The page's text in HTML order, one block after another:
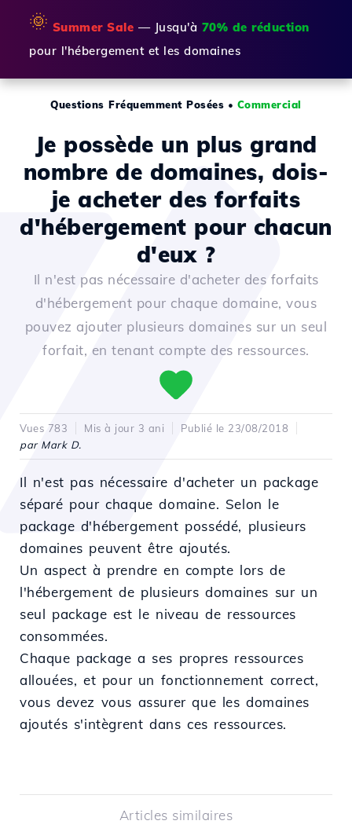
🌞 Summer Sale — Jusqu'à 70% de réduction
pour l'hébergement et les domaines
Questions Fréquemment Posées • Commercial
Je possède un plus grand
nombre de domaines, dois-
je acheter des forfaits
d'hébergement pour chacun
d'eux ?
Il n'est pas nécessaire d'acheter des forfaits
d'hébergement pour chaque domaine, vous
pouvez ajouter plusieurs domaines sur un seul
forfait, en tenant compte des ressources.
Vues 783 Mis à jour 3 ani
Publié le 23/08/2018
par Mark D.
Il n'est pas nécessaire d'acheter un package
séparé pour chaque domaine. Selon le
package d'hébergement possédé, plusieurs
domaines peuvent être ajoutés.
Un aspect à prendre en compte lors de
l'hébergement de plusieurs domaines sur un
seul package est le niveau de ressources
consommées.
Chaque package a ses propres ressources
allouées, et pour un fonctionnement correct,
vous devez vous assurer que les domaines
ajoutés s'intègrent dans ces ressources.
Articles similaires